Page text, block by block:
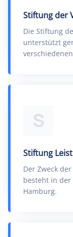
Stiftung der
Die Stiftung
unterstützt
S
Stiftung
Der Zweck
besteht in der
Hamburg.